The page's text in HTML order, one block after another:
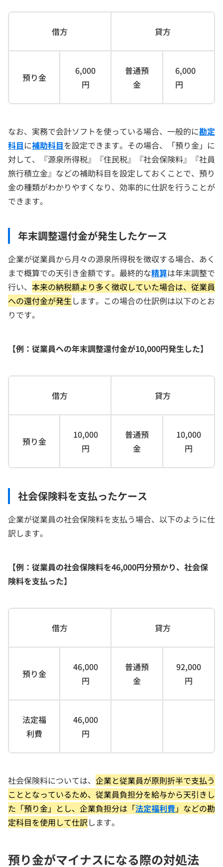
借方 貸方
預り金
6,000
円
普通預
金
6,000
円
なお、実務で会計ソフトを使っている場合、一般的に勘定
科目に補助科目を設定できます。その場合、「預り金」に
対して、『源泉所得税』『住民税』『社会保険料』『社員
旅行積立金』などの補助科目を設定しておくことで、預り
金の種類がわかりやすくなり、効率的に仕訳を行うことが
できます。
年末調整還付金が発生したケース
企業が従業員から月々の源泉所得税を徴収する場合、あく
まで概算での天引き金額です。最終的な精算は年末調整で
行い、 本来の納税額より多く徴収していた場合は、従業員
への還付金が発生します。この場合の仕訳例は以下のとお
りです。
【例：従業員への年末調整還付金が10,000円発生した】
借方 貸方
預り金
10,000
円
普通預
金
10,000
円
社会保険料を支払ったケース
企業が従業員の社会保険料を支払う場合、以下のように仕
訳します。
【例：従業員の社会保険料を46,000円分預かり、社会保
険料を支払った】
借方 貸方
預り金
46,000
円
普通預
金
92,000
円
法定福
利費
46,000
円
社会保険料については、 企業と従業員が原則折半で支払う
こととなっているため、従業員負担分を給与から天引きし
た「預り金」とし、企業負担分は「法定福利費 」などの勘
定科目を使用して仕訳します。
預り金がマイナスになる際の対処法